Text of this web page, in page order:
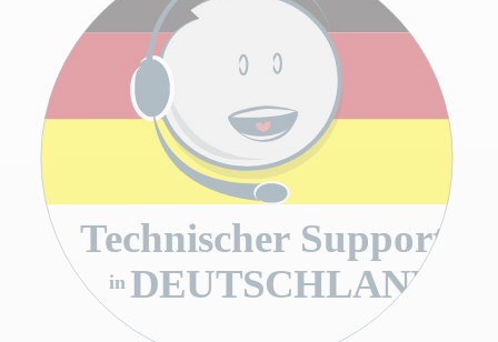
Technischer Support
DEUTSCHLAND
in